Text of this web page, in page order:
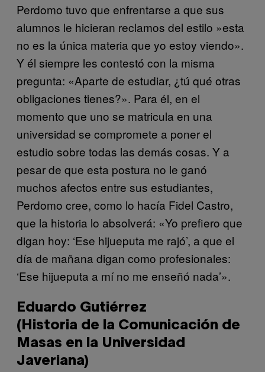
Perdomo tuvo que enfrentarse a que sus
alumnos le hicieran reclamos del estilo »esta
no es la única materia que yo estoy viendo».
Y él siempre les contestó con la misma
pregunta: «Aparte de estudiar, ¿tú qué otras
obligaciones tienes?». Para él, en el
momento que uno se matricula en una
universidad se compromete a poner el
estudio sobre todas las demás cosas. Y a
pesar de que esta postura no le ganó
muchos afectos entre sus estudiantes,
Perdomo cree, como lo hacía Fidel Castro,
que la historia lo absolverá: «Yo prefiero que
digan hoy: ‘Ese hijueputa me rajó’, a que el
día de mañana digan como profesionales:
‘Ese hijueputa a mí no me enseñó nada’».
Eduardo Gutiérrez
(Historia de la Comunicación de
Masas en la Universidad
Javeriana)